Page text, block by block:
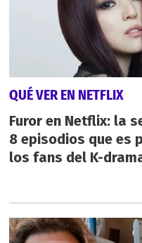
QUÉ VER EN NETFLIX
Furor en Netflix: la
8 episodios que es
los fans del K-